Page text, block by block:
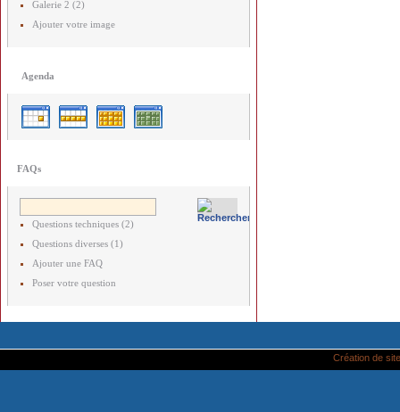
Galerie 2 (2)
Ajouter votre image
Agenda
FAQs
Questions techniques (2)
Questions diverses (1)
Ajouter une FAQ
Poser votre question
Création de